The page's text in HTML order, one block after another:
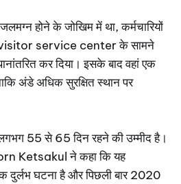
होने के जोखिम में था, कर्मचारियों
visitor service center के सामने
कर दिया। इसके बाद वहां एक
अंडे अधिक सुरक्षित स्थान पर
55 से 65 दिन रहने की उम्मीद है।
Ketsakul ने कहा कि यह
दुर्लभ घटना है और पिछली बार 2020